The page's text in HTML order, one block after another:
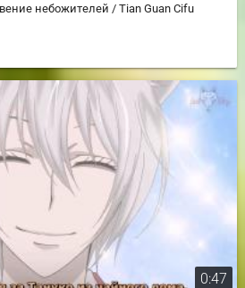
небожителей / Tian Guan Cifu
0:47